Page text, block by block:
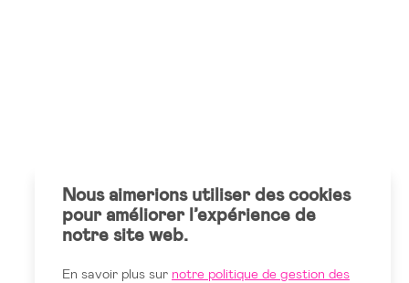
Nous aimerions utiliser des cookies
pour améliorer l’expérience de
notre site web.
En savoir plus sur notre politique de gestion des